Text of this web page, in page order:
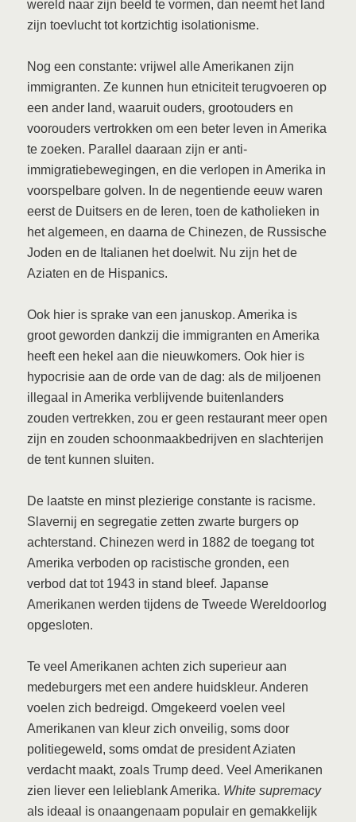
wereld naar zijn beeld te vormen, dan neemt het land
zijn toevlucht tot kortzichtig isolationisme.
Nog een constante: vrijwel alle Amerikanen zijn
immigranten. Ze kunnen hun etniciteit terugvoeren op
een ander land, waaruit ouders, grootouders en
voorouders vertrokken om een beter leven in Amerika
te zoeken. Parallel daaraan zijn er anti-
immigratiebewegingen, en die verlopen in Amerika in
voorspelbare golven. In de negentiende eeuw waren
eerst de Duitsers en de Ieren, toen de katholieken in
het algemeen, en daarna de Chinezen, de Russische
Joden en de Italianen het doelwit. Nu zijn het de
Aziaten en de Hispanics.
Ook hier is sprake van een januskop. Amerika is
groot geworden dankzij die immigranten en Amerika
heeft een hekel aan die nieuwkomers. Ook hier is
hypocrisie aan de orde van de dag: als de miljoenen
illegaal in Amerika verblijvende buitenlanders
zouden vertrekken, zou er geen restaurant meer open
zijn en zouden schoonmaakbedrijven en slachterijen
de tent kunnen sluiten.
De laatste en minst plezierige constante is racisme.
Slavernij en segregatie zetten zwarte burgers op
achterstand. Chinezen werd in 1882 de toegang tot
Amerika verboden op racistische gronden, een
verbod dat tot 1943 in stand bleef. Japanse
Amerikanen werden tijdens de Tweede Wereldoorlog
opgesloten.
Te veel Amerikanen achten zich superieur aan
medeburgers met een andere huidskleur. Anderen
voelen zich bedreigd. Omgekeerd voelen veel
Amerikanen van kleur zich onveilig, soms door
politiegeweld, soms omdat de president Aziaten
verdacht maakt, zoals Trump deed. Veel Amerikanen
zien liever een lelieblank Amerika. White supremacy
als ideaal is onaangenaam populair en gemakkelijk